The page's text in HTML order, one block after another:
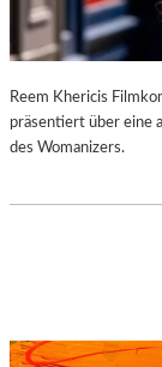
Reem Khericis
präsentiert über eine
des Womanizers.